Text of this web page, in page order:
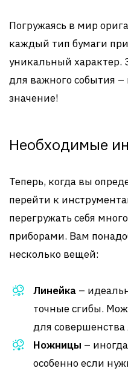
Погружаясь в мир
каждый тип бумаги
уникальный характер.
для важного события
значение!
Необходимые
Теперь, когда вы
перейти к
перегружать себя
приборами. Вам
несколько вещей:
Линейка –
точные сгибы.
для
Ножницы –
особенно если